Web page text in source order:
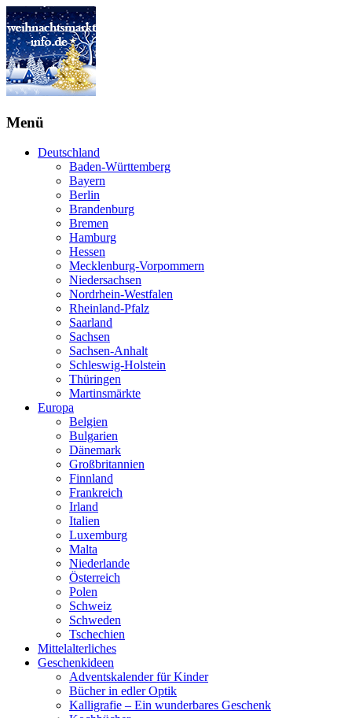
Menü
Deutschland
Baden-Württemberg
Bayern
Berlin
Brandenburg
Bremen
Hamburg
Hessen
Mecklenburg-Vorpommern
Niedersachsen
Nordrhein-Westfalen
Rheinland-Pfalz
Saarland
Sachsen
Sachsen-Anhalt
Schleswig-Holstein
Thüringen
Martinsmärkte
Europa
Belgien
Bulgarien
Dänemark
Großbritannien
Finnland
Frankreich
Irland
Italien
Luxemburg
Malta
Niederlande
Österreich
Polen
Schweiz
Schweden
Tschechien
Mittelalterliches
Geschenkideen
Adventskalender für Kinder
Bücher in edler Optik
Kalligrafie – Ein wunderbares Geschenk